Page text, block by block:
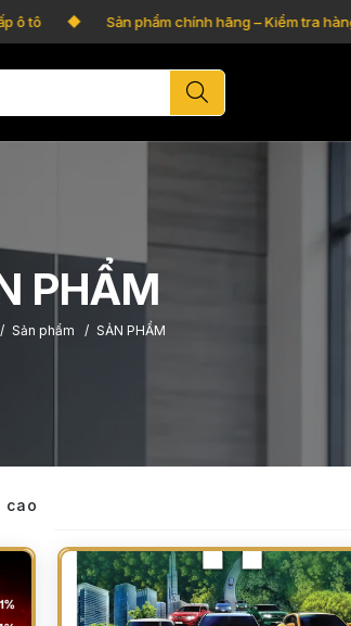
tô Sản phẩm chính hãng – Kiểm tra hàng
PHẨM
/ Sản phẩm / SẢN PHẨM
cao